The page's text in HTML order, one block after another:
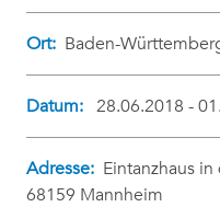
Ort: Baden-
Datum: 28.06.2018 -
Adresse: Eintanzhaus
68159 Mannheim